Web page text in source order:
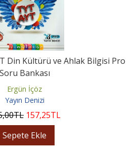
Din Kültürü ve Ahlak Bilgisi Pro
Soru Bankası
Ergün İçöz
Yayın Denizi
,00TL 157,25TL
Sepete Ekle